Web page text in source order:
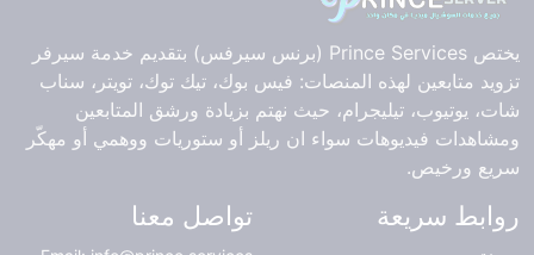
يختص Prince Services (برنس سيرفس) بتقديم خدمة سيرفر
تزويد متابعين لهذه المنصات: فيس بوك، تيك توك، تويتر، سناب
شات، يوتيوب، تيليجرام، حيث نهتم بزيادة ورشق المتابعين
ومشاهدات فيديوهات سواء ان ريلز أو ستوريات ووهمي أو مهكّر
سريع ورخيص.
روابط سريعة تواصل معنا